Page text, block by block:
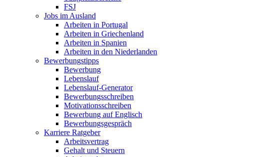
FSJ
Jobs im Ausland
Arbeiten in Portugal
Arbeiten in Griechenland
Arbeiten in Spanien
Arbeiten in den Niederlanden
Bewerbungstipps
Bewerbung
Lebenslauf
Lebenslauf-Generator
Bewerbungsschreiben
Motivationsschreiben
Bewerbung auf Englisch
Bewerbungsgespräch
Karriere Ratgeber
Arbeitsvertrag
Gehalt und Steuern